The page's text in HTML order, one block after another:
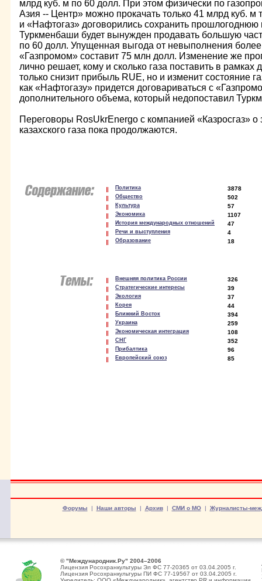
млрд куб. м по 60 долл. При этом физически по
Азия -- Центр» можно прокачать только 41 млрд куб. м
и «Нафтогаз» договорились сохранить
Туркменбаши будет вынужден продавать большую
по 60 долл. Упущенная выгода от невыполнения более
«Газпромом» составит 75 млн долл. Изменение же
лично решает, кому и сколько газа поставить в рамках
только снизит прибыль RUE, но и изменит состояние
как «Нафтогазу» придется договариваться с
дополнительного объема, который недопоставил
Переговоры RosUkrEnergo с компанией «Казросгаз» о
казахского газа пока продолжаются.
Политика 3878
Общество 502
Культура 57
Экономика 1107
История международных отношений 47
Речи и выступления 4
Образование 18
Внешняя политика России 326
Стратегические интересы 39
Экология 37
Корея 44
Ближний Восток 394
Украина 259
Экономическая интеграция 108
СНГ 352
Прибалтика 96
Европейский союз 85
Форумы | Наши авторы | Архив| СМИ о МО| Журналисты-
© "Международник.Ру" 2004–2006
Лицензия Росохранкультуры Эл ФС 77-20365 от 03.04.2005 г.
Лицензия Росохранкультуры ПИ ФС 77-19567 от 03.04.2005 г.